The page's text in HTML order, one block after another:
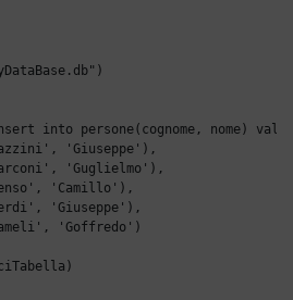
into persone(cognome, nome)
'Giuseppe'),
'Guglielmo'),
'Camillo'),
'Giuseppe'),
'Goffredo')